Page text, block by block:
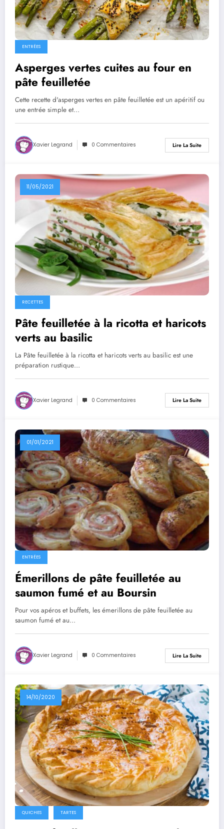
ENTRÉES
Asperges vertes cuites au four en
pâte feuilletée
Cette recette d'asperges vertes en pâte feuilletée est un apéritif ou
une entrée simple et…
Xavier Legrand 0 Commentaires Lire La Suite
11/05/2021
RECETTES
Pâte feuilletée à la ricotta et haricots
verts au basilic
La Pâte feuilletée à la ricotta et haricots verts au basilic est une
préparation rustique…
Xavier Legrand 0 Commentaires Lire La Suite
01/01/2021
ENTRÉES
Émerillons de pâte feuilletée au
saumon fumé et au Boursin
Pour vos apéros et buffets, les émerillons de pâte feuilletée au
saumon fumé et au…
Xavier Legrand 0 Commentaires Lire La Suite
14/10/2020
QUICHES TARTES